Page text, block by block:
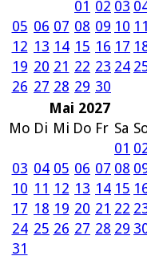
01 02 03
05 06 07 08 09 10 11
12 13 14 15 16 17
19 20 21 22 23 24
26 27 28 29 30
Mai 2027
Mo Di Mi Do Fr Sa
01
03 04 05 06 07 08
10 11 12 13 14 15
17 18 19 20 21 22
24 25 26 27 28 29
31